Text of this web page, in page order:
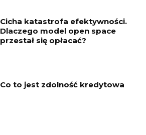
Cicha katastrofa efektywności.
Dlaczego model open space
przestał się opłacać?
Co to jest zdolność kredytowa